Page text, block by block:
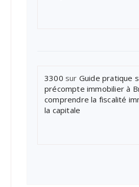
3300 sur Guide pratique
précompte immobilier à
comprendre la fiscalité
la capitale